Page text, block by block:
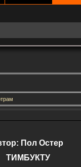
Пол Остер
ТИМБУКТУ